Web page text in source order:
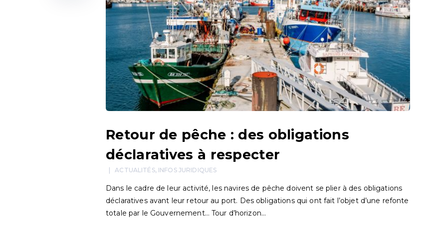
Retour de pêche : des obligations
déclaratives à respecter
ACTUALITÉS, INFOS JURIDIQUES
Dans le cadre de leur activité, les navires de pêche doivent se plier à des obligations
déclaratives avant leur retour au port. Des obligations qui ont fait l’objet d’une refonte
totale par le Gouvernement… Tour d’horizon…